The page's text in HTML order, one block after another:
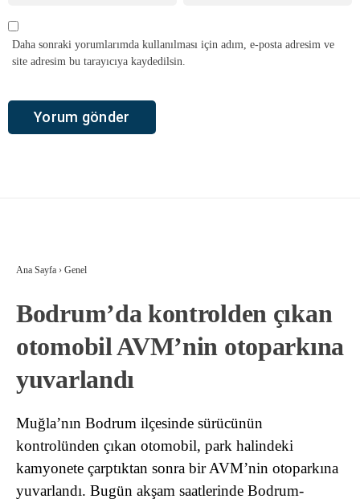
Daha sonraki yorumlarımda kullanılması için adım, e-posta adresim ve
site adresim bu tarayıcıya kaydedilsin.
Ana Sayfa › Genel
Bodrum’da kontrolden çıkan
otomobil AVM’nin otoparkına
yuvarlandı
Muğla’nın Bodrum ilçesinde sürücünün
kontrolünden çıkan otomobil, park halindeki
kamyonete çarptıktan sonra bir AVM’nin otoparkına
yuvarlandı. Bugün akşam saatlerinde Bodrum-